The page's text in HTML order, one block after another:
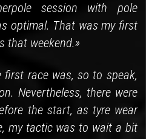
session with pole
optimal. That was my first
that weekend.»
first race was, so to speak,
Nevertheless, there were
the start, as tyre wear
my tactic was to wait a bit